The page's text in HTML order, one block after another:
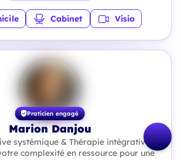
Cabinet Visio
Praticien engagé
Marion Danjou
systémique & Thérapie intégrative |
complexité en ressource pour une